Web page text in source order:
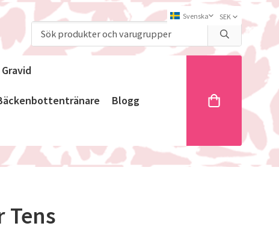
Gravid
Blogg
Tens